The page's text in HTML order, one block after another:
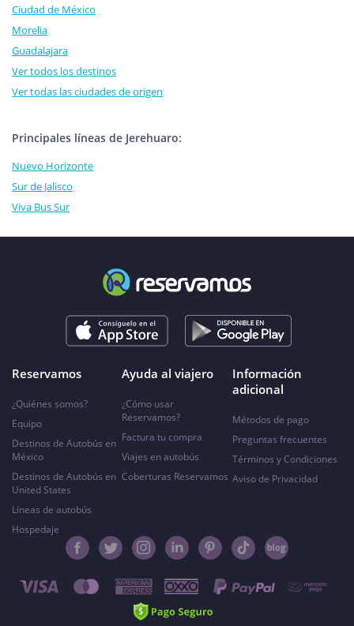
Ciudad de México
Morelia
Guadalajara
Ver todos los destinos
Ver todas las ciudades de origen
Principales líneas de Jerehuaro:
Nuevo Horizonte
Sur de Jalisco
Viva Bus Sur
Reservamos
¿Quiénes somos?
Equipo
Destinos de Autobús en
México
Destinos de Autobús en
United States
Líneas de autobús
Hospedaje
Ayuda al viajero
¿Cómo usar
Reservamos?
Factura tu compra
Viajes en autobús
Coberturas Reservamos
Información
adicional
Métodos de pago
Preguntas frecuentes
Términos y Condiciones
Aviso de Privacidad